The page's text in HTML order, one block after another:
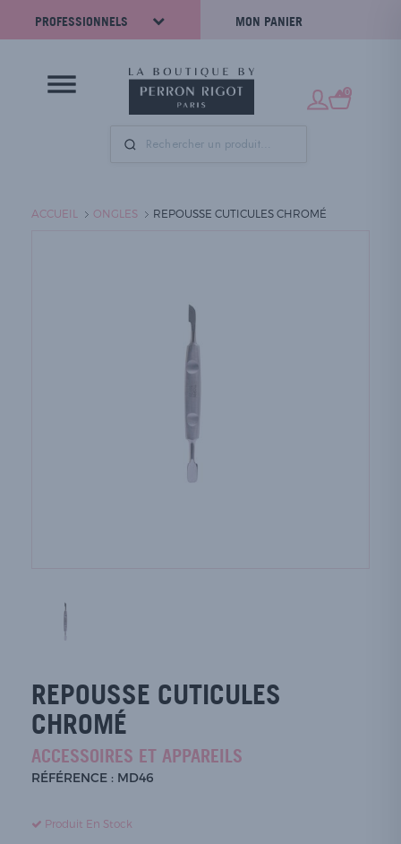
PROFESSIONNELS MON PANIER
0
ACCUEIL ONGLES REPOUSSE CUTICULES CHROMÉ
REPOUSSE CUTICULES
CHROMÉ
ACCESSOIRES ET APPAREILS
RÉFÉRENCE : MD46
Produit En Stock